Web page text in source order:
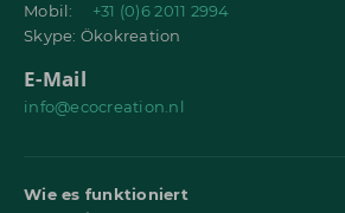
Mobil: +31 (0)6 2011 2994
Skype: Ökokreation
E-Mail
info@ecocreation.nl
Wie es funktioniert